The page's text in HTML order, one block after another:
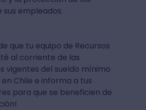
sus empleados.
que tu equipo de Recursos
al corriente de las
vigentes del sueldo mínimo
Chile e informa a tus
para que se beneficien de